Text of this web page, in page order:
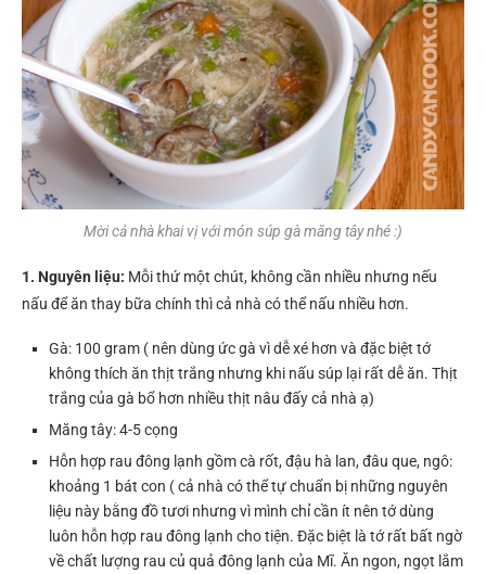
Mời cả nhà khai vị với món súp gà măng tây nhé :)
1. Nguyên liệu: Mỗi thứ một chút, không cần nhiều nhưng nếu
nấu để ăn thay bữa chính thì cả nhà có thể nấu nhiều hơn.
Gà: 100 gram ( nên dùng ức gà vì dễ xé hơn và đặc biệt tớ
không thích ăn thịt trắng nhưng khi nấu súp lại rất dễ ăn. Thịt
trắng của gà bổ hơn nhiều thịt nâu đấy cả nhà ạ)
Măng tây: 4-5 cọng
Hỗn hợp rau đông lạnh gồm cà rốt, đậu hà lan, đâu que, ngô:
khoảng 1 bát con ( cả nhà có thể tự chuẩn bị những nguyên
liệu này bằng đồ tươi nhưng vì mình chỉ cần ít nên tớ dùng
luôn hỗn hợp rau đông lạnh cho tiện. Đặc biệt là tớ rất bất ngờ
về chất lượng rau củ quả đông lạnh của Mĩ. Ăn ngon, ngọt lắm